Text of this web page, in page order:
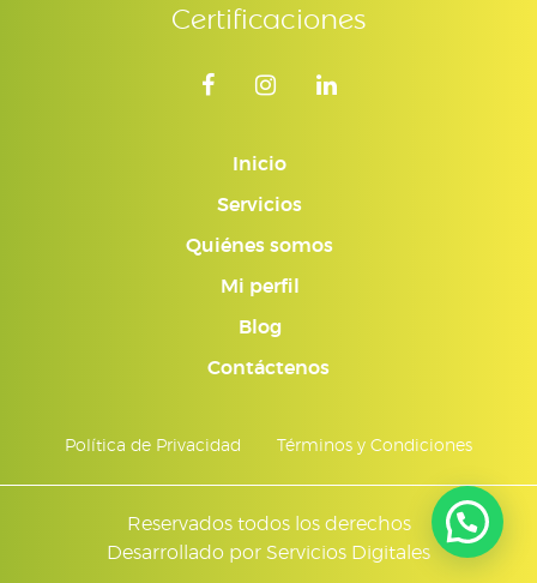
Certificaciones
Inicio
Servicios
Quiénes somos
Mi perfil
Blog
Contáctenos
Política de Privacidad Términos y Condiciones
Reservados todos los derechos
Desarrollado por Servicios Digitales